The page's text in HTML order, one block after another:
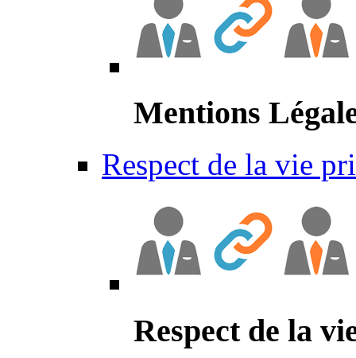
Mentions
Respect de la vie
Respect de la